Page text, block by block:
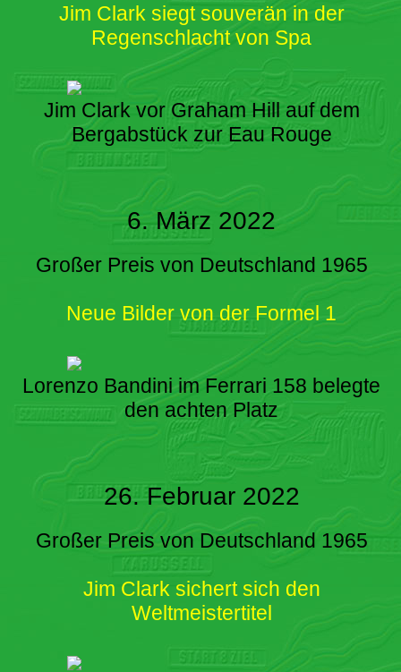
Jim Clark siegt souverän in der
Regenschlacht von Spa
Jim Clark vor Graham Hill auf dem
Bergabstück zur Eau Rouge
6. März 2022
Großer Preis von Deutschland 1965
Neue Bilder von der Formel 1
Lorenzo Bandini im Ferrari 158 belegte
den achten Platz
26. Februar 2022
Großer Preis von Deutschland 1965
Jim Clark sichert sich den
Weltmeistertitel